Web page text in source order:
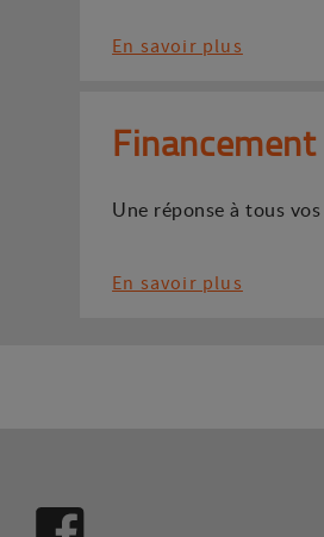
En savoir plus
Financement
Une réponse à tous
En savoir plus